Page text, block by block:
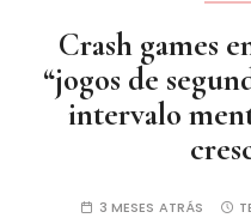
Crash games
“jogos de
intervalo
3 MESES ATRÁS